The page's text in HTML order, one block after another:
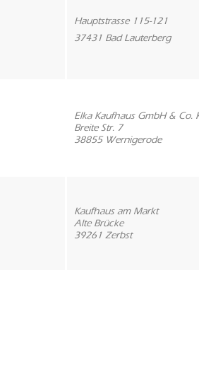
Hauptstrasse 115-121
37431 Bad Lauterberg
Elka Kaufhaus GmbH & Co.
Breite Str. 7
38855 Wernigerode
Kaufhaus am Markt
Alte Brücke
39261 Zerbst